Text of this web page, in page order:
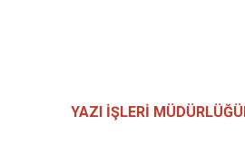
YAZI İŞLERİ